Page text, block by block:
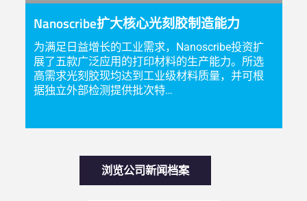
Nanoscribe扩大核心光刻胶制造能力
为满足日益增长的工业需求，Nanoscribe投资扩
展了五款广泛应用的打印材料的生产能力。所选
高需求光刻胶现均达到工业级材料质量，并可根
据独立外部检测提供批次特…
浏览公司新闻档案